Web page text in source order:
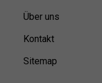
Über uns
Kontakt
Sitemap